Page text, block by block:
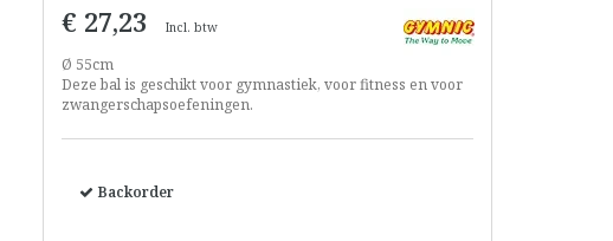
€ 27,23 Incl. btw
Ø 55cm
Deze bal is geschikt voor gymnastiek, voor fitness en voor
zwangerschapsoefeningen.
Backorder